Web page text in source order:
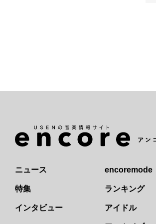
ニュース
特集
インタビュー
encoremode
ランキング
アイドル